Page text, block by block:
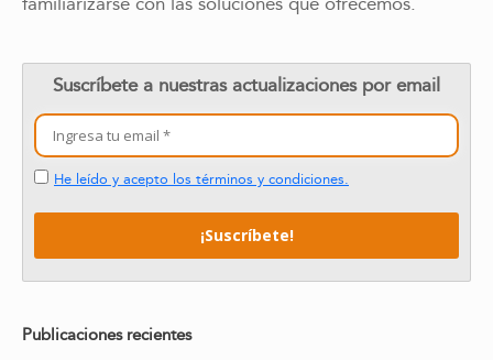
Suscríbete a nuestras actualizaciones por email
He leído y acepto los términos y condiciones.
Publicaciones recientes